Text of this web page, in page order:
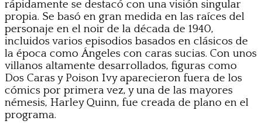
rápidamente se destacó con una visión singular
propia. Se basó en gran medida en las raíces del
personaje en el noir de la década de 1940,
incluidos varios episodios basados ​​en clásicos de
la época como Ángeles con caras sucias. Con unos
villanos altamente desarrollados, figuras como
Dos Caras y Poison Ivy aparecieron fuera de los
cómics por primera vez, y una de las mayores
némesis, Harley Quinn, fue creada de plano en el
programa.